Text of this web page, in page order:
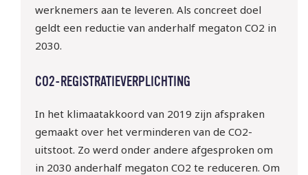
werknemers aan te leveren. Als concreet doel
geldt een reductie van anderhalf megaton CO2 in
2030.
CO2-REGISTRATIEVERPLICHTING
In het klimaatakkoord van 2019 zijn afspraken
gemaakt over het verminderen van de CO2-
uitstoot. Zo werd onder andere afgesproken om
in 2030 anderhalf megaton CO2 te reduceren. Om